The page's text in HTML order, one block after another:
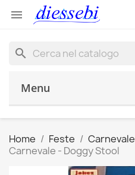

search
Menu
Home Feste Carnevale
Carnevale - Doggy Stool